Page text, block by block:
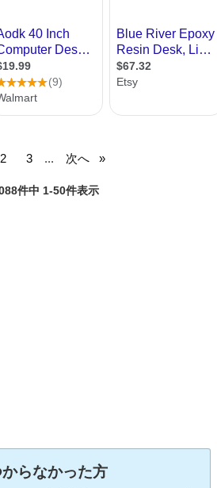
2 3 ... 次へ
件中 1-50件表示
らなかった方